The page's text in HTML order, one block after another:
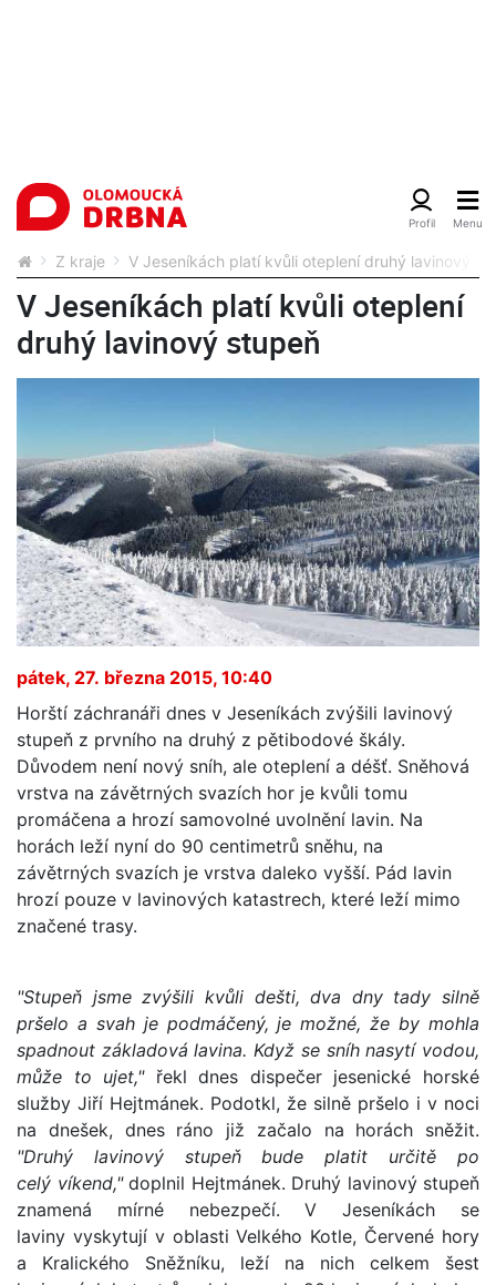
Z kraje V Jeseníkách platí kvůli oteplení druhý lavinový
V Jeseníkách platí kvůli oteplení
druhý lavinový stupeň
pátek, 27. března 2015, 10:40
Horští záchranáři dnes v Jeseníkách zvýšili lavinový
stupeň z prvního na druhý z pětibodové škály.
Důvodem není nový sníh, ale oteplení a déšť. Sněhová
vrstva na závětrných svazích hor je kvůli tomu
promáčena a hrozí samovolné uvolnění lavin. Na
horách leží nyní do 90 centimetrů sněhu, na
závětrných svazích je vrstva daleko vyšší. Pád lavin
hrozí pouze v lavinových katastrech, které leží mimo
značené trasy.
"Stupeň jsme zvýšili kvůli dešti, dva dny tady silně
pršelo a svah je podmáčený, je možné, že by mohla
spadnout základová lavina. Když se sníh nasytí vodou,
může to ujet,"řekl dnes dispečer jesenické horské
služby Jiří Hejtmánek. Podotkl, že silně pršelo i v noci
na dnešek, dnes ráno již začalo na horách sněžit.
"Druhý lavinový stupeň bude platit určitě po
celý víkend," doplnil Hejtmánek. Druhý lavinový stupeň
znamená mírné nebezpečí. V Jeseníkách se
laviny vyskytují v oblasti Velkého Kotle, Červené hory
a Kralického Sněžníku, leží na nich celkem šest